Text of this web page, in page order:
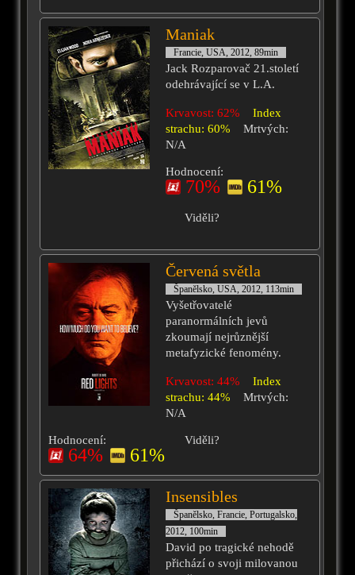
Maniak
Francie, USA, 2012, 89min
Jack Rozparovač 21.století
odehrávající se v L.A.
Krvavost: 62%
Index
strachu: 60%
Mrtvých:
N/A
Hodnocení:
70% 61%
Viděli?
Červená světla
Španělsko, USA, 2012, 113min
Vyšetřovatelé
paranormálních jevů
zkoumají nejrůznější
metafyzické fenomény.
Krvavost: 44%
Index
strachu: 44%
Mrtvých:
N/A
Hodnocení:
64% 61%
Viděli?
Insensibles
Španělsko, Francie, Portugalsko,
2012, 100min
David po tragické nehodě
přichází o svoji milovanou